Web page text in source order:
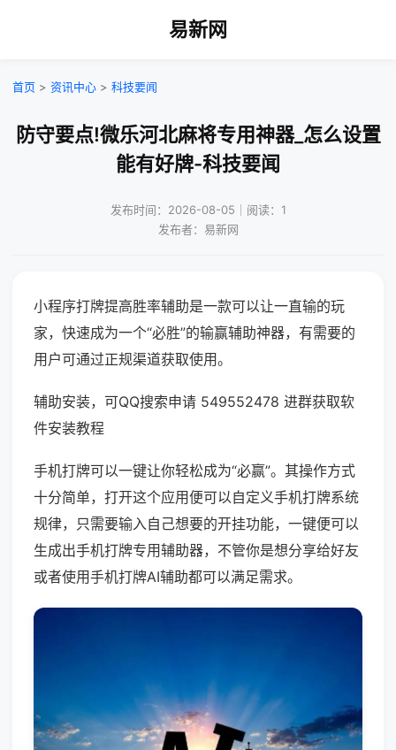
易新网
首页 > 资讯中心 > 科技要闻
防守要点!微乐河北麻将专用神器_怎么设置
能有好牌-科技要闻
发布时间：2026-08-05｜阅读：1
发布者：易新网
小程序打牌提高胜率辅助是一款可以让一直输的玩
家，快速成为一个“必胜”的输赢辅助神器，有需要的
用户可通过正规渠道获取使用。
辅助安装，可QQ搜索申请 549552478 进群获取软
件安装教程
手机打牌可以一键让你轻松成为“必赢”。其操作方式
十分简单，打开这个应用便可以自定义手机打牌系统
规律，只需要输入自己想要的开挂功能，一键便可以
生成出手机打牌专用辅助器，不管你是想分享给好友
或者使用手机打牌AI辅助都可以满足需求。